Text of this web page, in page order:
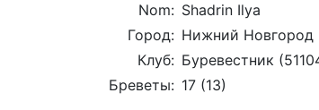
Nom: Shadrin Ilya
Город: Нижний Новгород
Клуб: Буревестник
Бреветы: 17 (13)